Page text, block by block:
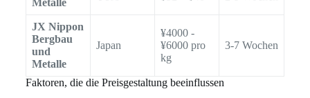
Metalle
JX Nippon
Bergbau
und
Metalle
Japan
¥4000 -
¥6000 pro
kg
3-7 Wochen
Faktoren, die die Preisgestaltung beeinflussen